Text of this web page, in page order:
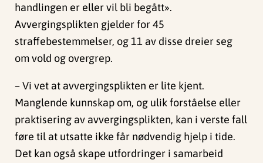
handlingen er eller vil bli begått».
Avvergingsplikten gjelder for 45
straffebestemmelser, og 11 av disse dreier seg
om vold og overgrep.
– Vi vet at avvergingsplikten er lite kjent.
Manglende kunnskap om, og ulik forståelse eller
praktisering av avvergingsplikten, kan i verste fall
føre til at utsatte ikke får nødvendig hjelp i tide.
Det kan også skape utfordringer i samarbeid